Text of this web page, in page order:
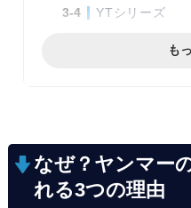
YTシリーズ
査定額が20%変
売り時を見極め
トラクター買取
も
なぜ？ヤンマー
れる3つの理由